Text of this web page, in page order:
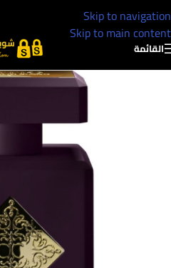
Skip to navigation
Skip to main content
القائمة